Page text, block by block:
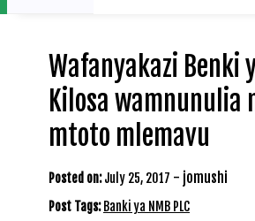
Wafanyakazi Benki
Kilosa wamnunulia
mtoto mlemavu
Posted on: July 25, 2017 - jomushi
Post Tags: Banki ya NMB PLC